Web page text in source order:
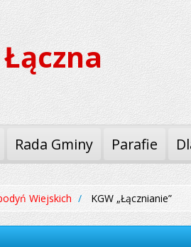
Rada Gminy Parafie
Wiejskich KGW „Łącznianie”